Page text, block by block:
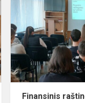
darbuotojo
profesija
Finansinis